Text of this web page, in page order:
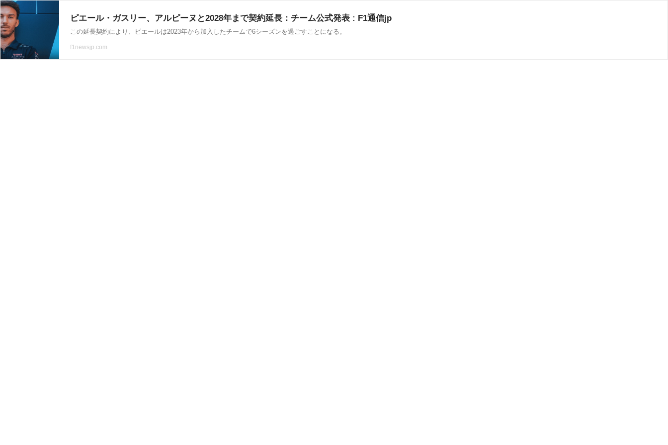
ピエール・ガスリー、アルピーヌと2028年まで契約延長：チーム公式発表 : F1通信jp
この延長契約により、ピエールは2023年から加入したチームで6シーズンを過ごすことになる。
f1newsjp.com